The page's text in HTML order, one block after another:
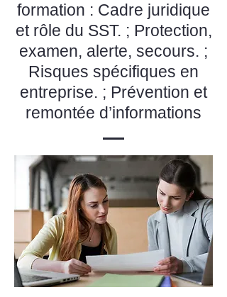
formation : Cadre juridique
et rôle du SST. ; Protection,
examen, alerte, secours. ;
Risques spécifiques en
entreprise. ; Prévention et
remontée d’informations